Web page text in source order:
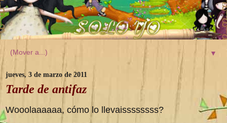
▼
jueves, 3 de marzo de 2011
Tarde de antifaz
Wooolaaaaaa, cómo lo llevaissssssss?